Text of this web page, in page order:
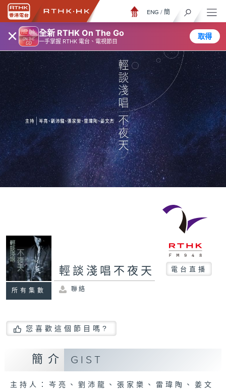
× 全新 RTHK On The Go
一手掌握 RTHK 電台、電視節目
取得
ENG / 簡
所有集數
輕談淺唱不夜天 電台直播
聯絡
您喜歡這個節目嗎?
簡介 GIST
主持人：岑亮、劉沛龍、張家樂、雷瑋陶、姜文